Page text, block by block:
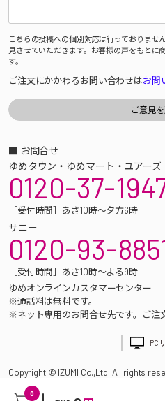
0
こちらの投稿への個別対応は行っておりませ
見させていただきます。お客様の声をもとに
す。
ご注文にかかわるお問い合わせはお問
■ お問合せ
ゆめタウン・ゆめマート・ユアーズ
0120-37-
［受付時間］あさ10時～夕方6時
サニー
0120-93-
［受付時間］あさ10時～よる9時
ゆめオンラインカスタマーセンター
※通話料は無料です。
※ネット専用のお問合せ先です。ご注
PC
Copyright © IZUMI Co.,Ltd. All rights